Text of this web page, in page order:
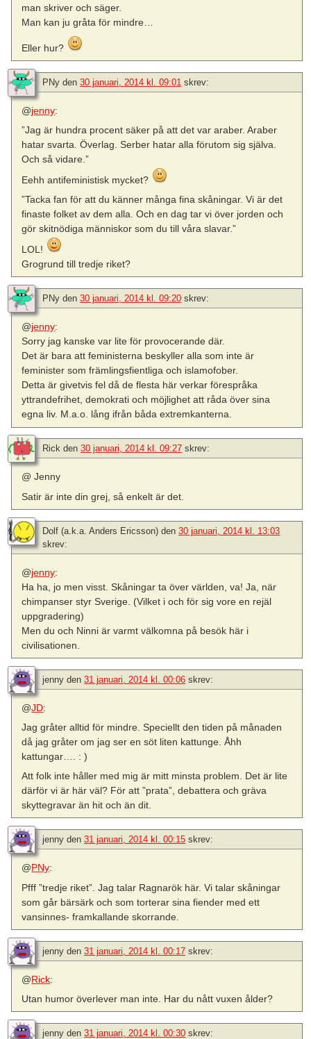
man skriver och säger.
Man kan ju gråta för mindre…
Eller hur?
PNy den 30 januari, 2014 kl. 09:01 skrev:
@jenny:
”Jag är hundra procent säker på att det var araber. Araber
hatar svarta. Överlag. Serber hatar alla förutom sig själva.
Och så vidare.”
Eehh antifeministisk mycket?
”Tacka fan för att du känner många fina skåningar. Vi är det
finaste folket av dem alla. Och en dag tar vi över jorden och
gör skitnödiga människor som du till våra slavar.”
LOL!
Grogrund till tredje riket?
PNy den 30 januari, 2014 kl. 09:20 skrev:
@jenny:
Sorry jag kanske var lite för provocerande där.
Det är bara att feministerna beskyller alla som inte är
feminister som främlingsfientliga och islamofober.
Detta är givetvis fel då de flesta här verkar förespråka
yttrandefrihet, demokrati och möjlighet att råda över sina
egna liv. M.a.o. lång ifrån båda extremkanterna.
Rick den 30 januari, 2014 kl. 09:27 skrev:
@ Jenny
Satir är inte din grej, så enkelt är det.
Dolf (a.k.a. Anders Ericsson) den 30 januari, 2014 kl. 13:03
skrev:
@jenny:
Ha ha, jo men visst. Skåningar ta över världen, va! Ja, när
chimpanser styr Sverige. (Vilket i och för sig vore en rejäl
uppgradering)
Men du och Ninni är varmt välkomna på besök här i
civilisationen.
jenny den 31 januari, 2014 kl. 00:06 skrev:
@JD:
Jag gråter alltid för mindre. Speciellt den tiden på månaden
då jag gråter om jag ser en söt liten kattunge. Åhh
kattungar…. : )
Att folk inte håller med mig är mitt minsta problem. Det är lite
därför vi är här väl? För att ”prata”, debattera och gräva
skyttegravar än hit och än dit.
jenny den 31 januari, 2014 kl. 00:15 skrev:
@PNy:
Pfff ”tredje riket”. Jag talar Ragnarök här. Vi talar skåningar
som går bärsärk och som torterar sina fiender med ett
vansinnes- framkallande skorrande.
jenny den 31 januari, 2014 kl. 00:17 skrev:
@Rick:
Utan humor överlever man inte. Har du nått vuxen ålder?
jenny den 31 januari, 2014 kl. 00:30 skrev: